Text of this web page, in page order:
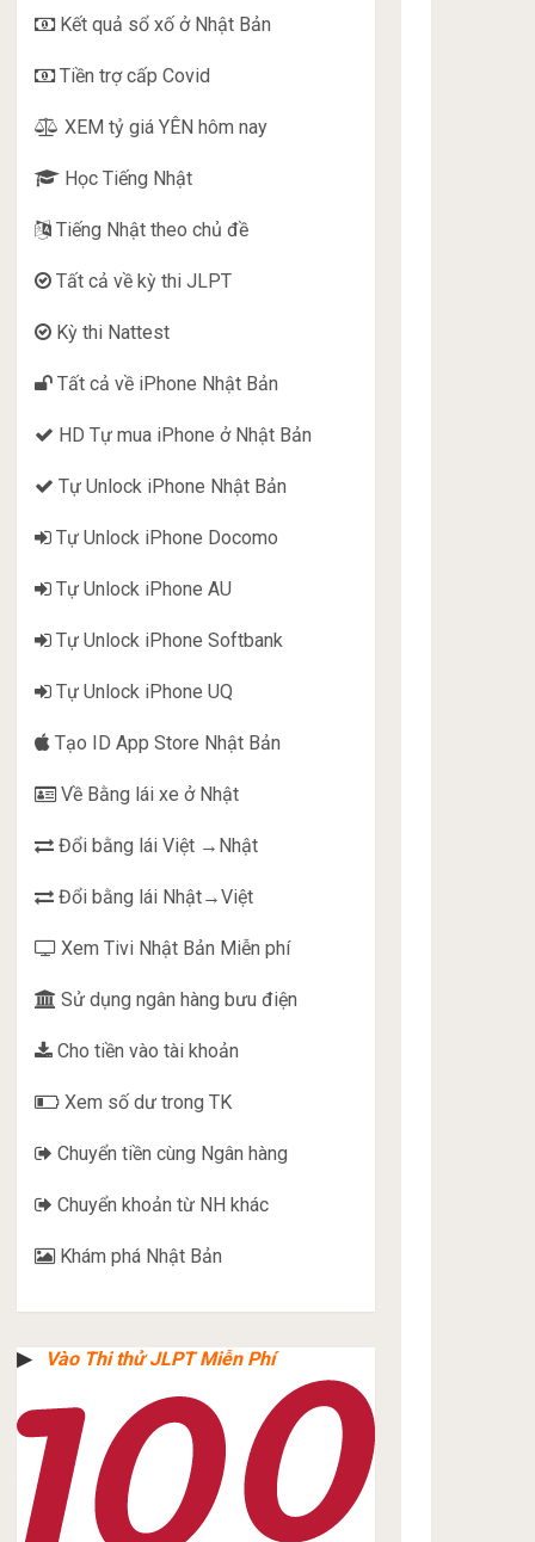
Kết quả sổ xố ở Nhật Bản
Tiền trợ cấp Covid
XEM tỷ giá YÊN hôm nay
Học Tiếng Nhật
Tiếng Nhật theo chủ đề
Tất cả về kỳ thi JLPT
Kỳ thi Nattest
Tất cả về iPhone Nhật Bản
HD Tự mua iPhone ở Nhật Bản
Tự Unlock iPhone Nhật Bản
Tự Unlock iPhone Docomo
Tự Unlock iPhone AU
Tự Unlock iPhone Softbank
Tự Unlock iPhone UQ
Tạo ID App Store Nhật Bản
Về Bằng lái xe ở Nhật
Đổi bằng lái Việt →Nhật
Đổi bằng lái Nhật→Việt
Xem Tivi Nhật Bản Miễn phí
Sử dụng ngân hàng bưu điện
Cho tiền vào tài khoản
Xem số dư trong TK
Chuyển tiền cùng Ngân hàng
Chuyển khoản từ NH khác
Khám phá Nhật Bản
▶︎ Vào Thi thử JLPT Miễn Phí